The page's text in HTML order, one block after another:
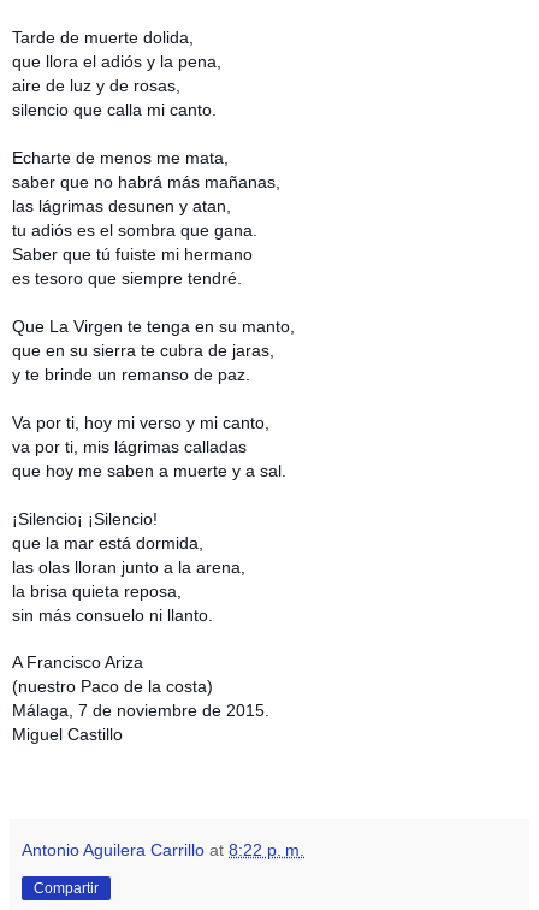
Tarde de muerte dolida,
que llora el adiós y la pena,
aire de luz y de rosas,
silencio que calla mi canto.
Echarte de menos me mata,
saber que no habrá más mañanas,
las lágrimas desunen y atan,
tu adiós es el sombra que gana.
Saber que tú fuiste mi hermano
es tesoro que siempre tendré.
Que La Virgen te tenga en su manto,
que en su sierra te cubra de jaras,
y te brinde un remanso de paz.
Va por ti, hoy mi verso y mi canto,
va por ti, mis lágrimas calladas
que hoy me saben a muerte y a sal.
¡Silencio¡ ¡Silencio!
que la mar está dormida,
las olas lloran junto a la arena,
la brisa quieta reposa,
sin más consuelo ni llanto.
A Francisco Ariza
(nuestro Paco de la costa)
Málaga, 7 de noviembre de 2015.
Miguel Castillo
Antonio Aguilera Carrillo at 8:22 p. m.
Compartir